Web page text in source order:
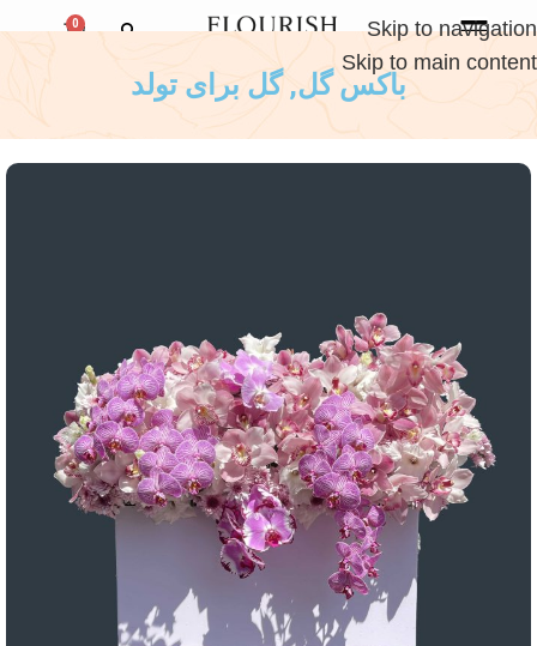
Skip to navigation
Skip to main content
0
باکس گل,گل برای تولد